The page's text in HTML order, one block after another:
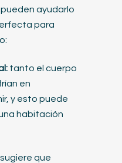
ayudarlo
para
tanto el cuerpo
en
y esto puede
habitación
que